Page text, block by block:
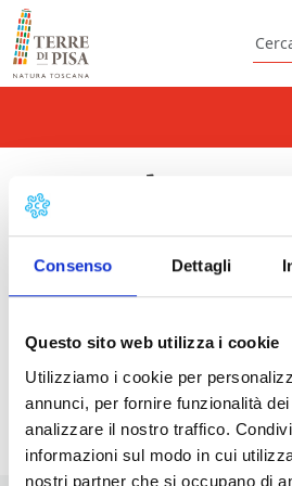
Consenso Dettagli
Questo sito web utilizza i cookie
Utilizziamo i cookie per
annunci, per fornire funzionalità
analizzare il nostro traffico.
informazioni sul modo in cui
nostri partner che si occupano di
Vai al contenuto
Cerca
spettacolo
Utopia del Buongusto
28/08/2026 - 31/10/2026 -